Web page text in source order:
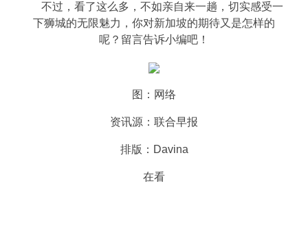
不过，看了这么多，不如亲自来一趟，切实感受一
下狮城的无限魅力，你对新加坡的期待又是怎样的
呢？留言告诉小编吧！
图：网络
资讯源：联合早报
排版：Davina
在看